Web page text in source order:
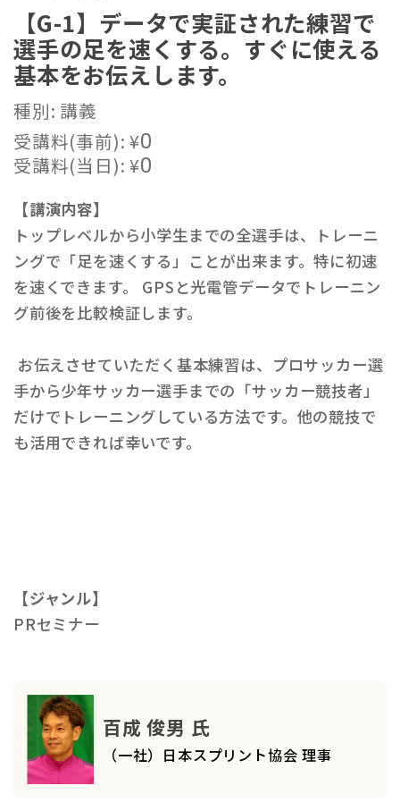
【G-1】データで実証された練習で
選手の足を速くする。すぐに使える
基本をお伝えします。
種別: 講義
受講料(事前):¥0
受講料(当日):¥0
【講演内容】
トップレベルから小学生までの全選手は、トレーニ
ングで「足を速くする」ことが出来ます。特に初速
を速くできます。 GPSと光電管データでトレーニン
グ前後を比較検証します。
お伝えさせていただく基本練習は、プロサッカー選
手から少年サッカー選手までの「サッカー競技者」
だけでトレーニングしている方法です。他の競技で
も活用できれば幸いです。
【ジャンル】
PRセミナー
百成 俊男 氏
（一社）日本スプリント協会 理事